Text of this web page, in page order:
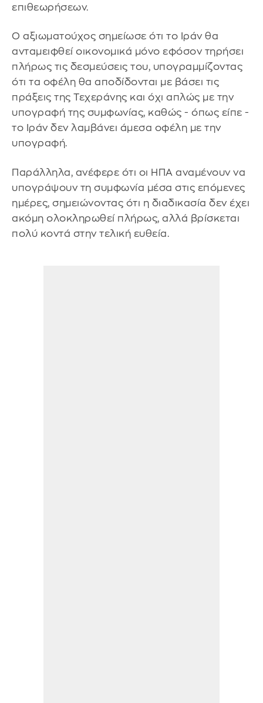
επιθεωρήσεων.
Ο αξιωματούχος σημείωσε ότι το Ιράν θα
ανταμειφθεί οικονομικά μόνο εφόσον τηρήσει
πλήρως τις δεσμεύσεις του, υπογραμμίζοντας
ότι τα οφέλη θα αποδίδονται με βάσει τις
πράξεις της Τεχεράνης και όχι απλώς με την
υπογραφή της συμφωνίας, καθώς - όπως είπε -
το Ιράν δεν λαμβάνει άμεσα οφέλη με την
υπογραφή.
Παράλληλα, ανέφερε ότι οι ΗΠΑ αναμένουν να
υπογράψουν τη συμφωνία μέσα στις επόμενες
ημέρες, σημειώνοντας ότι η διαδικασία δεν έχει
ακόμη ολοκληρωθεί πλήρως, αλλά βρίσκεται
πολύ κοντά στην τελική ευθεία.